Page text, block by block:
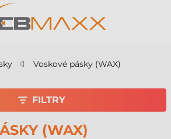
Voskové pásky (WAX)
(WAX)
FILTRY